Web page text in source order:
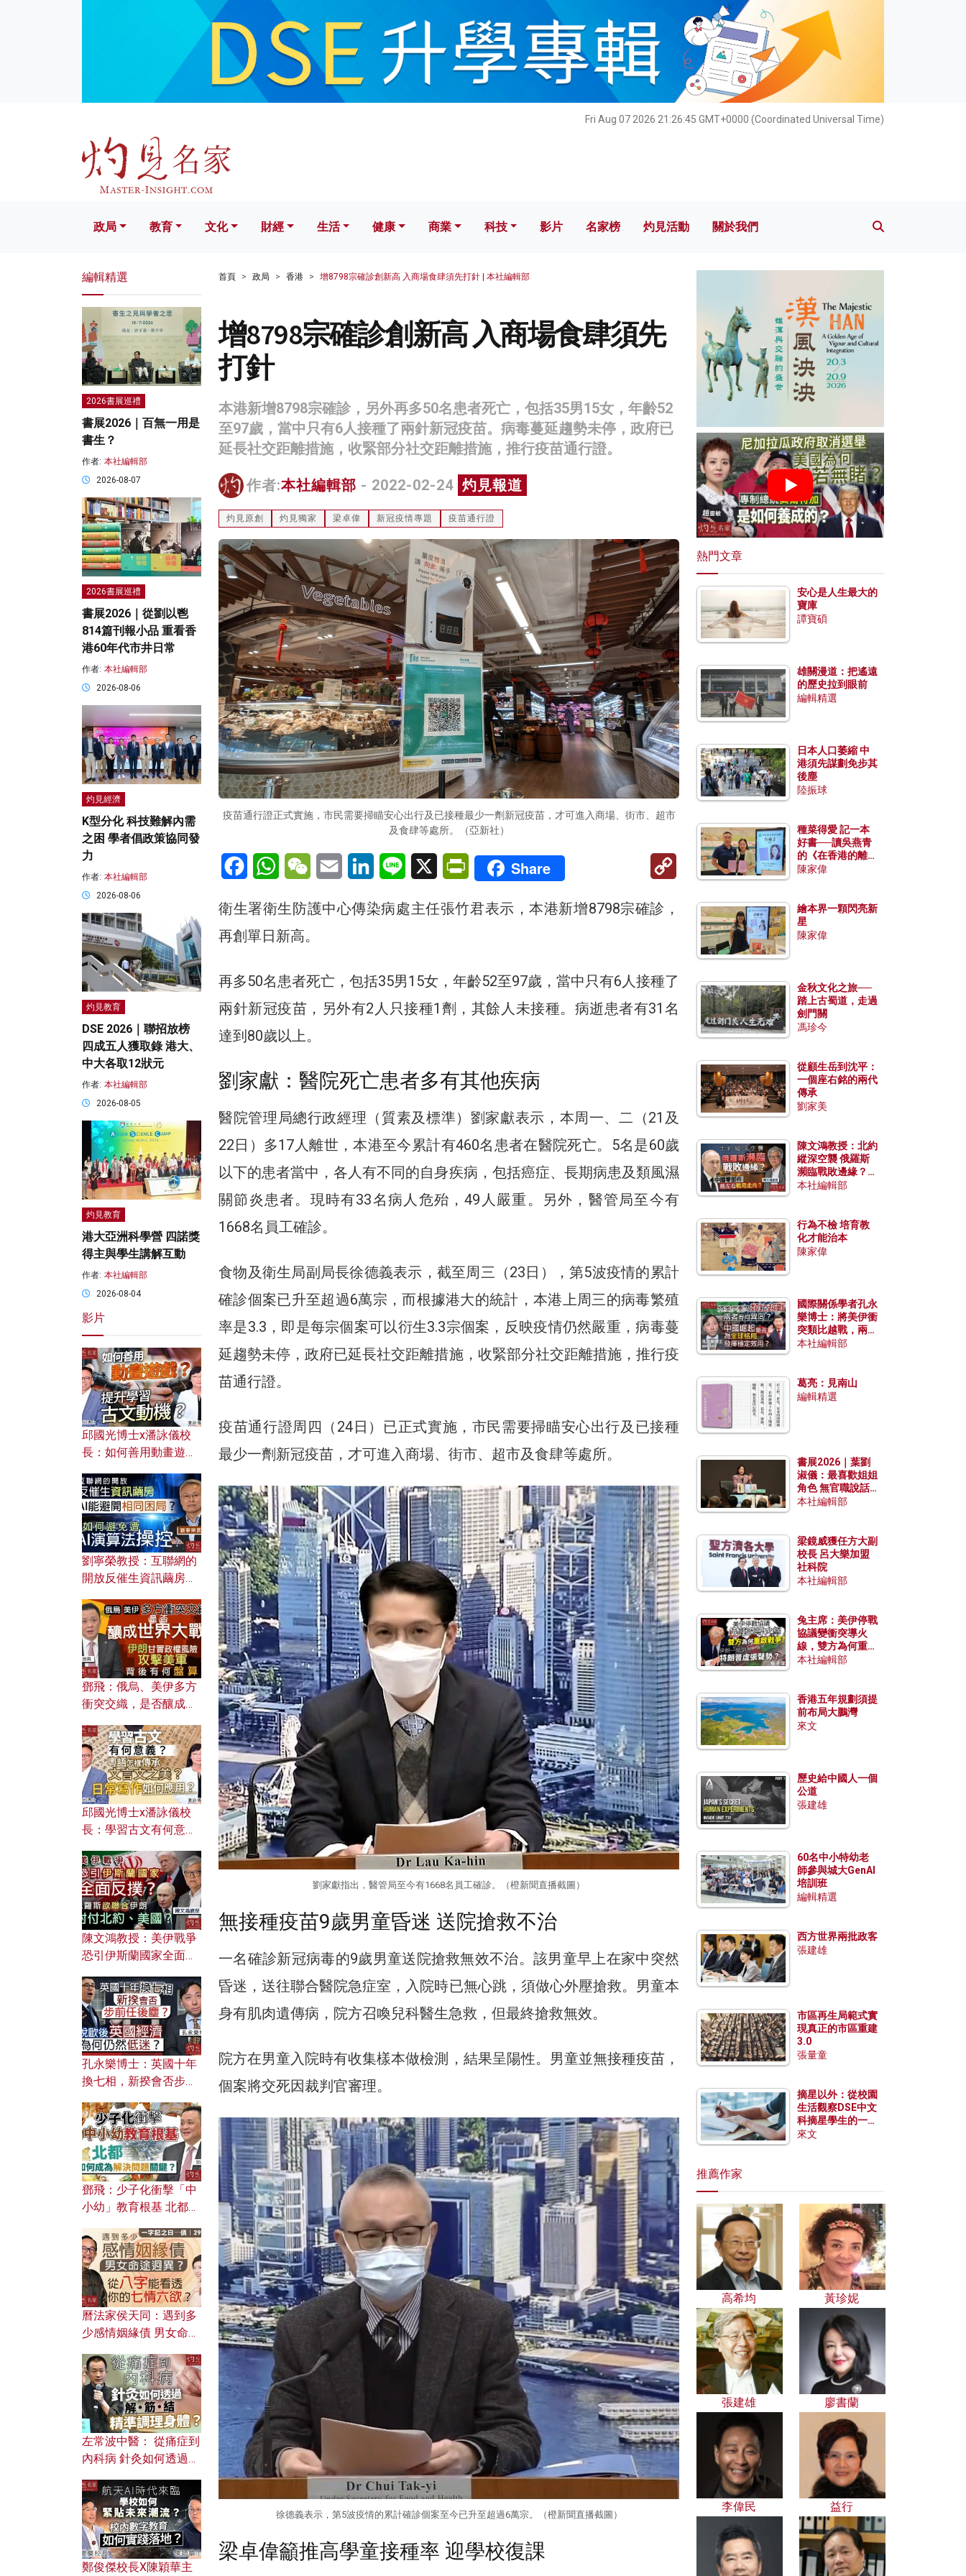
Fri Aug 07 2026 21:26:47 GMT+0000 (Coordinated Universal Time)
文化 財經 生活 健康 科技 影片 名家榜 灼見活動 關於我們
政局 教育 文化 財經 生活 健康 商業 科技 影片 名家榜 灼見活動 關於我們
首頁 政局 香港 增8798宗確診創新高 入商場食肆須先打針 | 本社編輯部
增8798宗確診創新高 入商場食肆須先
打針
本港新增8798宗確診，另外再多50名患者死亡，包括35男15女，年齡52
至97歲，當中只有6人接種了兩針新冠疫苗。病毒蔓延趨勢未停，政府已
延長社交距離措施，收緊部分社交距離措施，推行疫苗通行證。
作者:本社編輯部 - 2022-02-24 灼見報道
灼見原創 灼見獨家 梁卓偉 新冠疫情專題 疫苗通行證
疫苗通行證正式實施，市民需要掃瞄安心出行及已接種最少一劑新冠疫苗，才可進入商場、街市、超市
及食肆等處所。（亞新社）
FacebookWhatsAppWeChatEmail LinkedInLine X PrintFriendly
Share
Copy
衛生署衛生防護中心傳染病處主任張竹君表示，本港新增8798宗確診，
再創單日新高。
再多50名患者死亡，包括35男15女，年齡52至97歲，當中只有6人接種了
兩針新冠疫苗，另外有2人只接種1劑，其餘人未接種。病逝患者有31名
達到80歲以上。
劉家獻：醫院死亡患者多有其他疾病
醫院管理局總行政經理（質素及標準）劉家獻表示，本周一、二（21及
22日）多17人離世，本港至今累計有460名患者在醫院死亡。5名是60歲
以下的患者當中，各人有不同的自身疾病，包括癌症、長期病患及類風濕
關節炎患者。現時有33名病人危殆，49人嚴重。另外，醫管局至今有
1668名員工確診。
食物及衛生局副局長徐德義表示，截至周三（23日），第5波疫情的累計
確診個案已升至超過6萬宗，而根據港大的統計，本港上周三的病毒繁殖
率是3.3，即是每宗個案可以衍生3.3宗個案，反映疫情仍然嚴重，病毒蔓
延趨勢未停，政府已延長社交距離措施，收緊部分社交距離措施，推行疫
苗通行證。
疫苗通行證周四（24日）已正式實施，市民需要掃瞄安心出行及已接種
最少一劑新冠疫苗，才可進入商場、街市、超市及食肆等處所。
劉家獻指出，醫管局至今有1668名員工確診。（橙新聞直播截圖）
無接種疫苗9歲男童昏迷 送院搶救不治
一名確診新冠病毒的9歲男童送院搶救無效不治。該男童早上在家中突然
昏迷，送往聯合醫院急症室，入院時已無心跳，須做心外壓搶救。男童本
身有肌肉遺傳病，院方召喚兒科醫生急救，但最終搶救無效。
院方在男童入院時有收集樣本做檢測，結果呈陽性。男童並無接種疫苗，
個案將交死因裁判官審理。
徐德義表示，第5波疫情的累計確診個案至今已升至超過6萬宗。（橙新聞直播截圖）
梁卓偉籲推高學童接種率 迎學校復課
編輯精選
2026書展巡禮
書展2026｜百無一用是
書生？
作者: 本社編輯部
2026-08-07
2026書展巡禮
書展2026｜從劉以鬯
814篇刊報小品 重看香
港60年代市井日常
作者: 本社編輯部
2026-08-06
灼見經濟
K型分化 科技難解內需
之困 學者倡政策協同發
力
作者: 本社編輯部
2026-08-06
灼見教育
DSE 2026｜聯招放榜
四成五人獲取錄 港大、
中大各取12狀元
作者: 本社編輯部
2026-08-05
灼見教育
港大亞洲科學營 四諾獎
得主與學生講解互動
作者: 本社編輯部
2026-08-04
影片
邱國光博士x潘詠儀校
長：如何善用動畫遊戲
劉寧榮教授：互聯網的
開放反催生資訊繭房，
何避免遭AI演算法操
控？
鄧飛：俄烏、美伊多方
衝突交織，是否釀成世
風險攻擊美軍，背後有
何盤算？
邱國光博士x潘詠儀校
長：學習古文有何意
文之美？ 日常寫作如何
應用？
陳文鴻教授：美伊戰爭
恐引伊斯蘭國家全面反
對付北約美國？
孔永樂博士：英國十年
換七相，新揆會否步前
濟為何仍然低迷？
鄧飛：少子化衝擊「中
小幼」教育根基 北都如
曆法家侯天同：遇到多
少感情姻緣債 男女命途
的七情六欲？
左常波中醫： 從痛症到
內科病 針灸如何透過解
鄭俊傑校長X陳穎華主
熱門文章
安心是人生最大的
寶庫
譚寶碩
雄關漫道：把遙遠
的歷史拉到眼前
編輯精選
日本人口萎縮 中
港須先謀劃免步其
後塵
陸振球
種菜得愛 記一本
好書──讀吳燕青
的《在香港的離島
種菜》
陳家偉
繪本界一顆閃亮新
星
陳家偉
金秋文化之旅──
踏上古蜀道，走過
劍門關
馮珍今
從顧生岳到沈平：
一個座右銘的兩代
傳承
劉家美
陳文鴻教授：北約
縱深空襲 俄羅斯
瀕臨戰敗邊緣？中
國零部件能左右戰
本社編輯部
行為不檢 培育教
化才能治本
陳家偉
國際關係學者孔永
樂博士：將美伊衝
突類比越戰，兩者
有何異同？中國崛
本社編輯部
葛亮：見南山
編輯精選
書展2026｜葉劉
淑儀：最喜歡姐姐
角色 無官職說話
包袱少
本社編輯部
梁鏡威獲任方大副
校長 呂大樂加盟
社科院
本社編輯部
兔主席：美伊停戰
協議變衝突導火
線，雙方為何重啟
戰爭？伊朗一早洞
本社編輯部
香港五年規劃須提
前布局大鵬灣
來文
歷史給中國人一個
公道
張建雄
60名中小特幼老
師參與城大GenAI
培訓班
編輯精選
西方世界兩批政客
張建雄
市區再生局範式實
現真正的市區重建
3.0
張量童
摘星以外：從校園
生活觀察DSE中文
科摘星學生的一點
特質
來文
推薦作家
高希均 黃珍妮
張建雄 廖書蘭
李偉民 益行